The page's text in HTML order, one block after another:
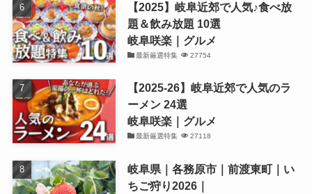
【2025】岐阜近郊で人気♪食べ放
題＆飲み放題 10選
岐阜咲楽｜グルメ
最新厳選特集 27754
【2025-26】岐阜近郊で人気のラ
ーメン 24選
岐阜咲楽｜グルメ
最新厳選特集 27118
岐阜県｜各務原市｜前渡東町｜い
ちご狩り2026｜